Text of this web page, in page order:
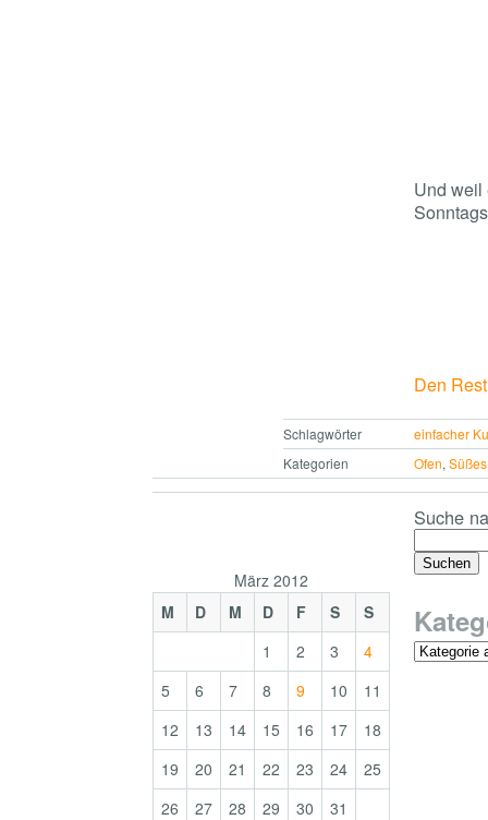
Und weil
Den
Schlagwörter
einfacher
Kategorien
Ofen,Süßes
März 2012
M
D M D F S S
1 2 3
4
5
6 7 8 9 10
11
12
13 14 15 16 17
18
19
20 21 22 23 24
25
26
27 28 29 30 31
Suche